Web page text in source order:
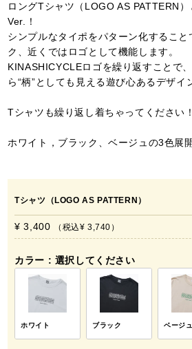
ロングTシャツ（LOGO AS PATTERN
Ver.！
シンプルなタイポをパターン化すること
ク、近くではロゴとして機能します。
KINASHICYCLEロゴを繰り返すことで
ら“柄”としても見える遊び心あるデザイ
Tシャツも繰り返し着ちゃってください！
ホワイト，ブラック、ベージュの3色展開
Tシャツ（LOGO AS PATTERN）
¥ 3,400 税込¥ 3,740
カラー 選択してください
ホワイト ブラック ベージュ